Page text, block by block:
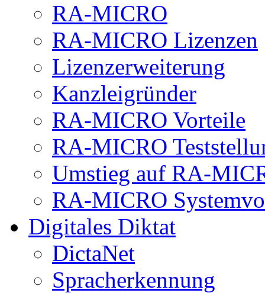
RA-MICRO
RA-MICRO Lizenzen
Lizenzerweiterung
Kanzleigründer
RA-MICRO Vorteile
RA-MICRO
Umstieg auf RA-
RA-MICRO
Digitales Diktat
DictaNet
Spracherkennung